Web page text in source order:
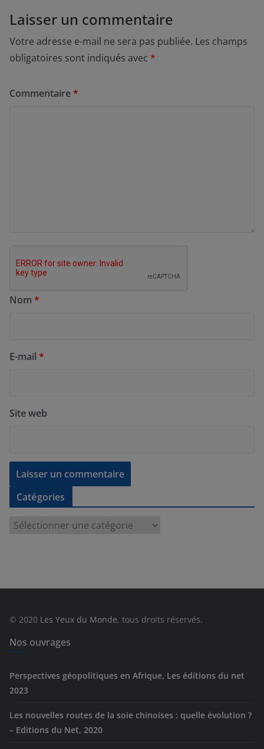
Laisser un commentaire
Votre adresse e-mail ne sera pas publiée. Les champs
obligatoires sont indiqués avec *
Commentaire*
Nom *
E-mail *
Site web
Catégories
e
© 2020 Les Yeux du Monde, tous droits réservés.
Nos ouvrages
Perspectives géopolitiques en Afrique, Les éditions du net
2023
Les nouvelles routes de la soie chinoises : quelle évolution ?
– Editions du Net, 2020